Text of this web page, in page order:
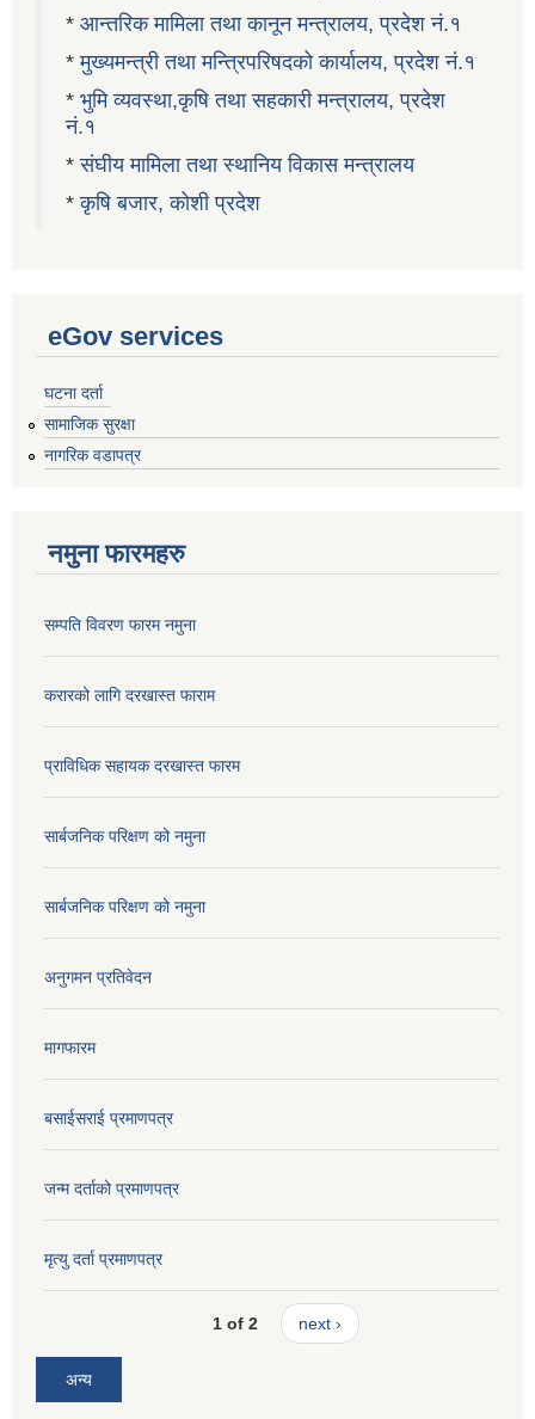
* आन्तरिक मामिला तथा कानून मन्त्रालय, प्रदेश नं.१
*मुख्यमन्त्री तथा मन्त्रिपरिषदको कार्यालय, प्रदेश नं.१
* भुमि व्यवस्था,कृषि तथा सहकारी मन्त्रालय, प्रदेश
नं.१
*संघीय मामिला तथा स्थानिय विकास मन्त्रालय
*कृषि बजार, कोशी प्रदेश
eGov services
घटना दर्ता
सामाजिक सुरक्षा
नागरिक वडापत्र
नमुना फारमहरु
सम्पति विवरण फारम नमुना
करारको लागि दरखास्त फाराम
प्राविधिक सहायक दरखास्त फारम
सार्बजनिक परिक्षण को नमुना
सार्बजनिक परिक्षण को नमुना
अनुगमन प्रतिवेदन
मागफारम
बसाईसराई प्रमाणपत्र
जन्म दर्ताको प्रमाणपत्र
मृत्यु दर्ता प्रमाणपत्र
1 of 2 next ›
अन्य